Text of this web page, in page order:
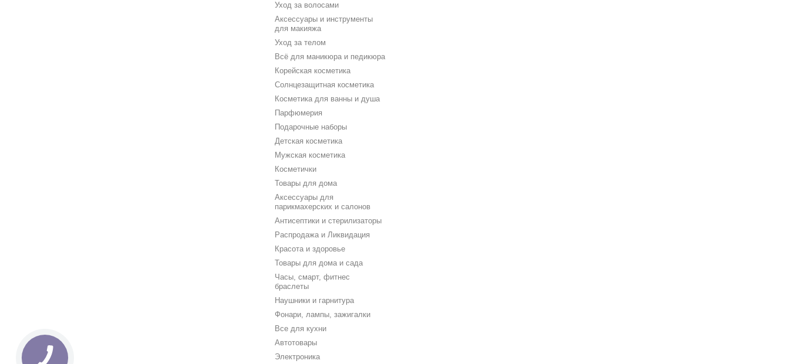
Уход за волосами
Аксессуары и инструменты
для макияжа
Уход за телом
Всё для маникюра и педикюра
Корейская косметика
Солнцезащитная косметика
Косметика для ванны и душа
Парфюмерия
Подарочные наборы
Детская косметика
Мужская косметика
Косметички
Товары для дома
Аксессуары для
парикмахерских и салонов
Антисептики и стерилизаторы
Распродажа и Ликвидация
Красота и здоровье
Товары для дома и сада
Часы, смарт, фитнес
браслеты
Наушники и гарнитура
Фонари, лампы, зажигалки
Все для кухни
Автотовары
Электроника